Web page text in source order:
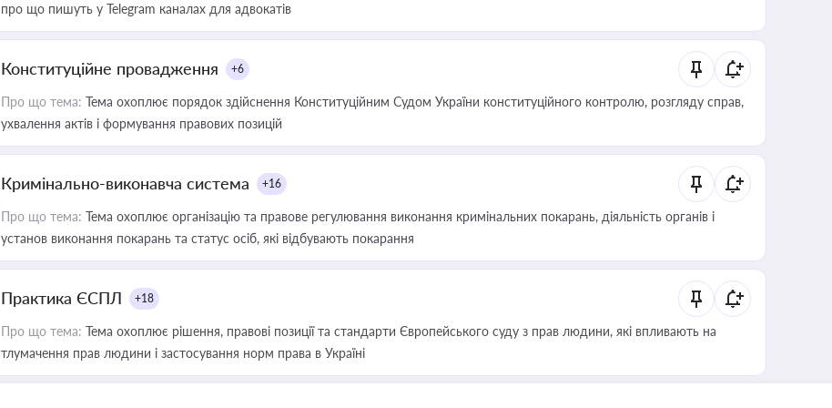
про що пишуть у Telegram каналах для адвокатів
Конституційне провадження +6
Про що тема: Тема охоплює порядок здійснення Конституційним Судом України конституційного контролю, розгляду справ,
ухвалення актів і формування правових позицій
Кримінально-виконавча система +16
Про що тема: Тема охоплює організацію та правове регулювання виконання кримінальних покарань, діяльність органів і
установ виконання покарань та статус осіб, які відбувають покарання
Практика ЄСПЛ +18
Про що тема: Тема охоплює рішення, правові позиції та стандарти Європейського суду з прав людини, які впливають на
тлумачення прав людини і застосування норм права в Україні